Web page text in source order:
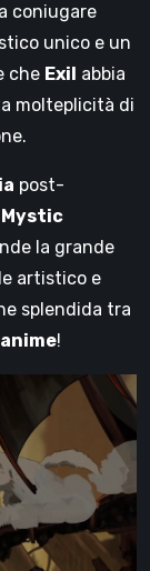
coniugare
unico e un
che Exil abbia
molteplicità di
post-
Mystic
la grande
artistico e
splendida tra
anime!